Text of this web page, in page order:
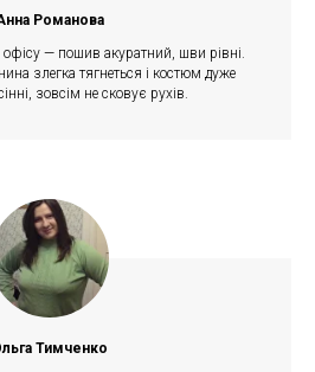
Романова
— пошив акуратний, шви рівні.
злегка тягнеться і костюм дуже
зовсім не сковує рухів.
Тимченко